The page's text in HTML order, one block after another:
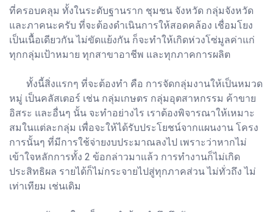
ที่ครอบคลุม ทั้งในระดับฐานราก ชุมชน จังหวัด กลุ่มจังหวัด
และภาคนะครับ ที่จะต้องดำเนินการให้สอดคล้อง เชื่อมโยง
เป็นเนื้อเดียวกัน ไม่ขัดแย้งกัน ก็จะทำให้เกิดห่วงโซ่มูลค่าแก่
ทุกกลุ่มเป้าหมาย ทุกสาขาอาชีพ และทุกภาคการผลิต
ทั้งนี้สิ่งแรกๆ ที่จะต้องทำ คือ การจัดกลุ่มงานให้เป็นหมวด
หมู่ เป็นคลัสเตอร์ เช่น กลุ่มเกษตร กลุ่มอุตสาหกรรม ค้าขาย
อิสระ และอื่นๆ นั้น จะทำอย่างไร เราต้องพิจารณาให้เหมาะ
สมในแต่ละกลุ่ม เพื่อจะให้ได้รับประโยชน์จากแผนงาน โครง
การนั้นๆ ที่มีการใช้จ่ายงบประมาณลงไป เพราะว่าหากไม่
เข้าใจหลักการทั้ง 2 ข้อกล่าวมาแล้ว การทำงานก็ไม่เกิด
ประสิทธิผล รายได้ก็ไม่กระจายไปสู่ทุกภาคส่วน ไม่ทั่วถึง ไม่
เท่าเทียม เช่นเดิม